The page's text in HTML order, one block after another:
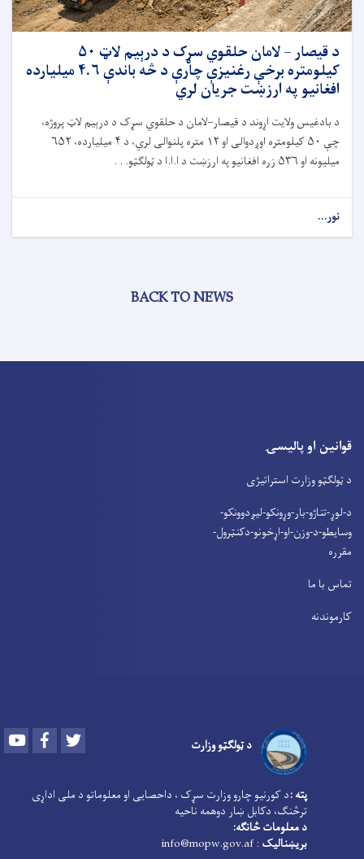
د قیصار – لامان حلقوي سړک د درېیم لاټ ۵۰
کیلومتره برخې رغنیزې چارې د څه باندې ۴.۶ میلیارده
افغانیو په ارزښت جریان لري
د بادغیس ولایت اړوند د قیصار–لامان د حلقوي سړک د درېیم لاټ پروژه،
چې ۵۰ کیلومتره اوږدوالی او ۱۲ متره پلنوالی لري، د ۴ میلیارده، ۶۵۲
میلیونه او ۵۳۶ زره افغانیو په ارزښت د ا.ا.ا د ټولګټو. . .
نور...
BACK TO NEWS
قوانین او پالیسۍ
د ټولګټو وزارت استراتیژی
د-لوړ-تناژو-بار-وړونکو-لیږدوونکو-
وسایطو-د-وزن-او-اړخونو-دکنټرول-
مقرره
تماس با ما
کارموندنه
د ټولګټو وزارت Youtube Facebook
پته :د کورنیو چارو وزارت سړک ، داحصایی او معلوماتو د ملی اداړی
ترڅنګ، دکابل ښار دوهمه ناحیه
د معلومات څانګه:
بریښنالیک : info@mopw.gov.af